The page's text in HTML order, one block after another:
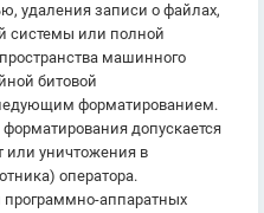
удаления записи о файлах,
системы или полной
машинного
битовой
форматированием.
допускается
или уничтожения в
оператора.
аппаратных